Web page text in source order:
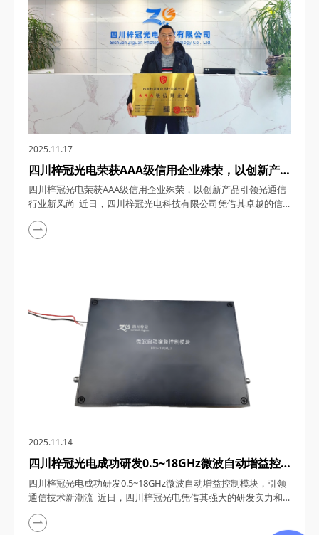
2025.11.17
四川梓冠光电荣获AAA级信用企业殊荣，以创新产
品引领光通信行业新风尚
四川梓冠光电荣获AAA级信用企业殊荣，以创新产品引领光通信
行业新风尚 近日，四川梓冠光电科技有限公司凭借其卓越的信
用记录、强大的研发实力以及优质的产品服务，荣获AAA级信用
企业称号。这一荣誉不仅是对梓冠光电长期以来坚持诚信经营、
2025.11.14
四川梓冠光电成功研发0.5~18GHz微波自动增益控
制模块，引领通信技术新潮流
四川梓冠光电成功研发0.5~18GHz微波自动增益控制模块，引领
通信技术新潮流 近日，四川梓冠光电凭借其强大的研发实力和
技术创新能力，成功推出了具有超宽带覆盖、高动态范围、快速
响应与稳定性、低噪声与高线性度、小型化与高可靠性等特点的